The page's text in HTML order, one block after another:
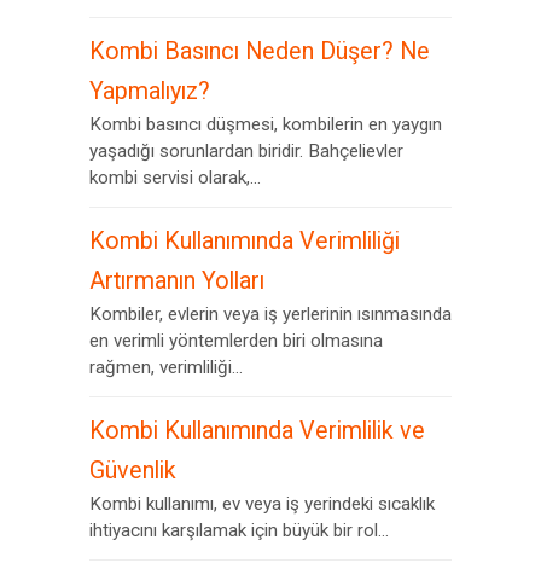
Kombi Basıncı Neden Düşer? Ne
Yapmalıyız?
Kombi basıncı düşmesi, kombilerin en yaygın
yaşadığı sorunlardan biridir. Bahçelievler
kombi servisi olarak,...
Kombi Kullanımında Verimliliği
Artırmanın Yolları
Kombiler, evlerin veya iş yerlerinin ısınmasında
en verimli yöntemlerden biri olmasına
rağmen, verimliliği...
Kombi Kullanımında Verimlilik ve
Güvenlik
Kombi kullanımı, ev veya iş yerindeki sıcaklık
ihtiyacını karşılamak için büyük bir rol...